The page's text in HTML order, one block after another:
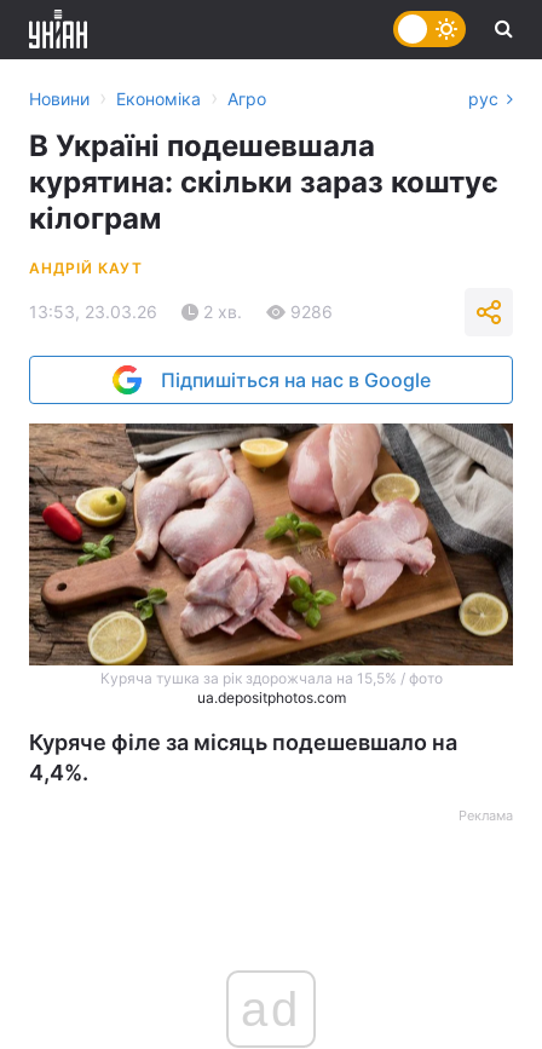
Новини › Економіка › Агро рус
В Україні подешевшала
курятина: скільки зараз коштує
кілограм
АНДРІЙ КАУТ
13:53, 23.03.26 2 хв. 9286
Підпишіться на нас в Google
Куряча тушка за рік здорожчала на 15,5% / фото
ua.depositphotos.com
Куряче філе за місяць подешевшало на
4,4%.
Реклама
ad